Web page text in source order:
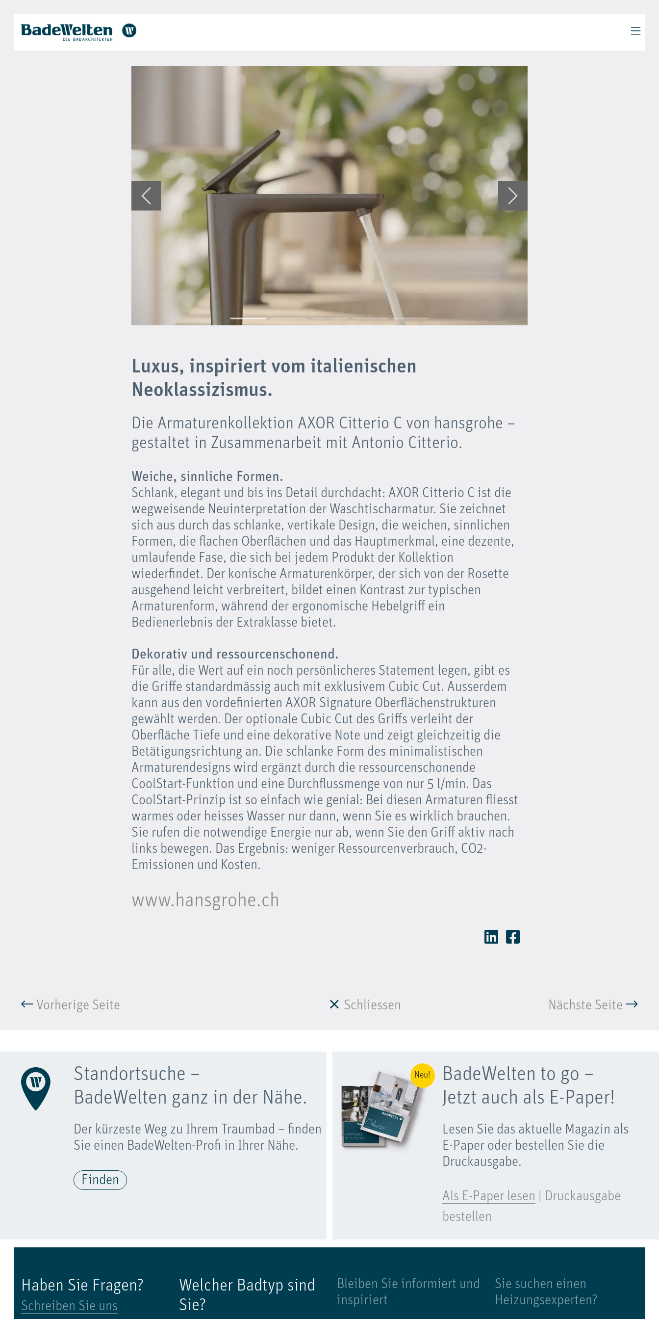
Luxus, inspiriert vom italienischen
Neoklassizismus.
Die Armaturenkollektion AXOR Citterio C von hansgrohe –
gestaltet in Zusammenarbeit mit Antonio Citterio.
Weiche, sinnliche Formen.
Schlank, elegant und bis ins Detail durchdacht: AXOR Citterio C ist die
wegweisende Neuinterpretation der Waschtischarmatur. Sie zeichnet
sich aus durch das schlanke, vertikale Design, die weichen, sinnlichen
Formen, die flachen Oberflächen und das Hauptmerkmal, eine dezente,
umlaufende Fase, die sich bei jedem Produkt der Kollektion
wiederfindet. Der konische Armaturenkörper, der sich von der Rosette
ausgehend leicht verbreitert, bildet einen Kontrast zur typischen
Armaturenform, während der ergonomische Hebelgriff ein
Bedienerlebnis der Extraklasse bietet.
Dekorativ und ressourcenschonend.
Für alle, die Wert auf ein noch persönlicheres Statement legen, gibt es
die Griffe standardmässig auch mit exklusivem Cubic Cut. Ausserdem
kann aus den vordefinierten AXOR Signature Oberflächenstrukturen
gewählt werden. Der optionale Cubic Cut des Griffs verleiht der
Oberfläche Tiefe und eine dekorative Note und zeigt gleichzeitig die
Betätigungsrichtung an. Die schlanke Form des minimalistischen
Armaturendesigns wird ergänzt durch die ressourcenschonende
CoolStart-Funktion und eine Durchflussmenge von nur 5 l/min. Das
CoolStart-Prinzip ist so einfach wie genial: Bei diesen Armaturen fliesst
warmes oder heisses Wasser nur dann, wenn Sie es wirklich brauchen.
Sie rufen die notwendige Energie nur ab, wenn Sie den Griff aktiv nach
links bewegen. Das Ergebnis: weniger Ressourcenverbrauch, CO2-
Emissionen und Kosten.
www.hansgrohe.ch
Vorherige Seite Schliessen Nächste Seite
Standortsuche –
BadeWelten ganz in der Nähe.
Der kürzeste Weg zu Ihrem Traumbad – finden
Sie einen BadeWelten-Profi in Ihrer Nähe.
Finden
Neu!
BadeWelten to go –
Jetzt auch als E-Paper!
Lesen Sie das aktuelle Magazin als
E-Paper oder bestellen Sie die
Druckausgabe.
Als E-Paper lesen
Druckausgabe
bestellen
Haben Sie Fragen?
Schreiben Sie uns
Welcher Badtyp sind
Sie?
Bleiben Sie informiert und
inspiriert
Sie suchen einen
Heizungsexperten?